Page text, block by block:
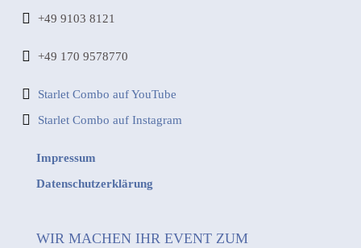
+49 9103 8121
+49 170 9578770
Starlet Combo auf YouTube
Starlet Combo auf Instagram
Impressum
Datenschutzerklärung
WIR MACHEN IHR EVENT ZUM